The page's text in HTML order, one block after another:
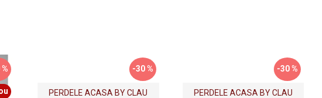
Nou
-30 %
PERDELE ACASA BY CLAU Nou
-30 %
PERDELE ACASA BY CLAU